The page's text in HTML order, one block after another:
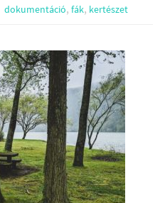
dokumentáció,fák, kertészet